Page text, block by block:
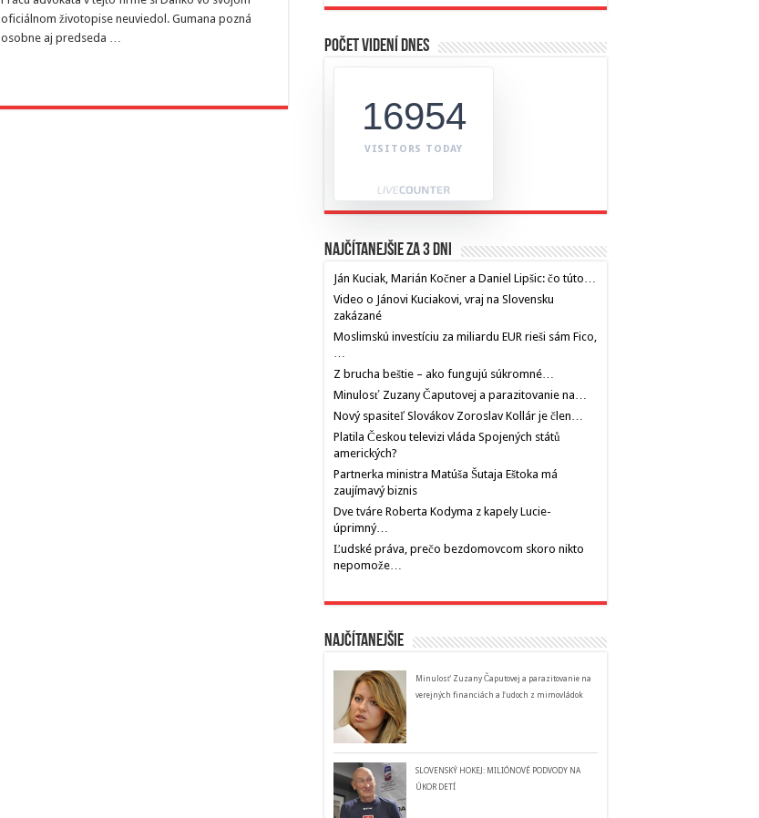
oficiálnom životopise neuviedol. Gumana pozná
osobne aj predseda …
Počet videní dnes
16954
VISITORS TODAY
Najčítanejšie za 3 dni
Ján Kuciak, Marián Kočner a Daniel Lipšic: čo túto…
Video o Jánovi Kuciakovi, vraj na Slovensku
zakázané
Moslimskú investíciu za miliardu EUR rieši sám Fico,
…
Z brucha beštie – ako fungujú súkromné…
Minulosť Zuzany Čaputovej a parazitovanie na…
Nový spasiteľ Slovákov Zoroslav Kollár je člen…
Platila Českou televizi vláda Spojených států
amerických?
Partnerka ministra Matúša Šutaja Eštoka má
zaujímavý biznis
Dve tváre Roberta Kodyma z kapely Lucie-
úprimný…
Ľudské práva, prečo bezdomovcom skoro nikto
nepomože…
Najčítanejšie
Minulosť Zuzany Čaputovej a parazitovanie na
verejných financiách a ľudoch z mimovládok
SLOVENSKÝ HOKEJ: MILIÓNOVÉ PODVODY NA
ÚKOR DETÍ